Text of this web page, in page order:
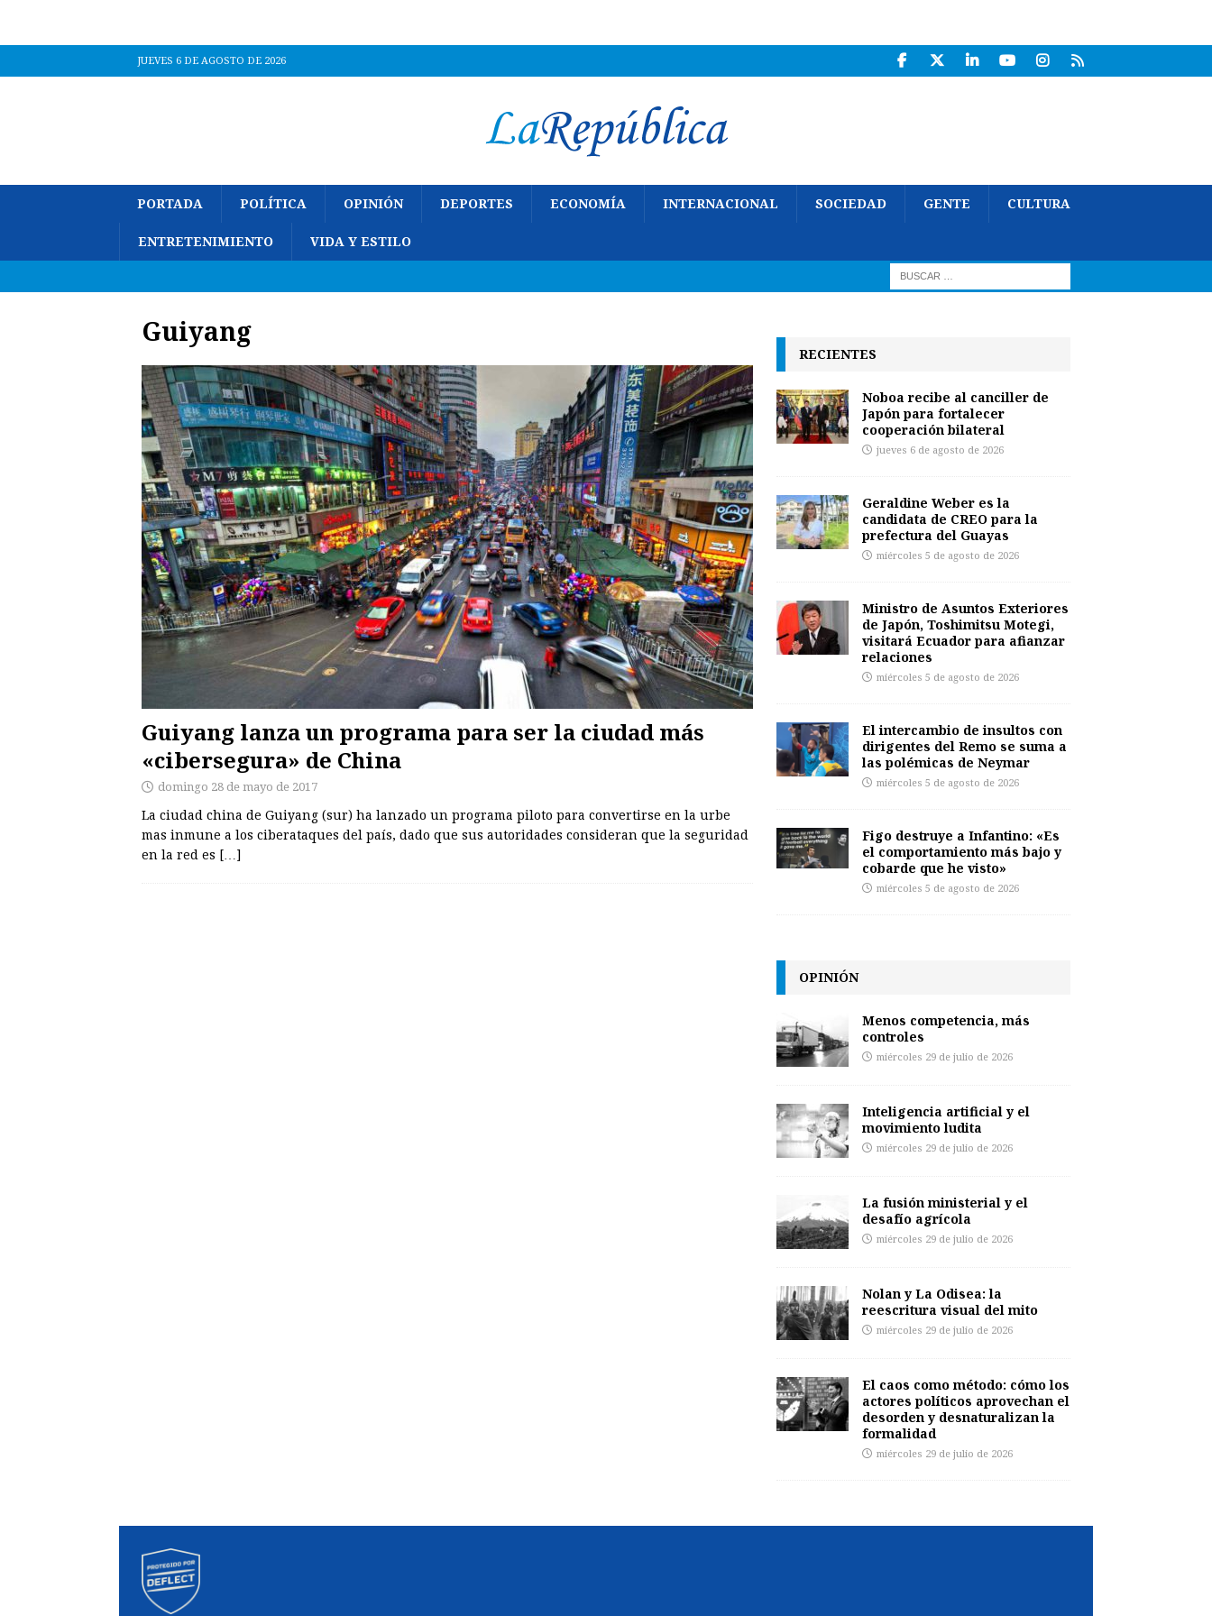
JUEVES 6 DE AGOSTO DE 2026
PORTADA POLÍTICA OPINIÓN DEPORTES ECONOMÍA INTERNACIONAL SOCIEDAD GENTE CULTURA
ENTRETENIMIENTO VIDA Y ESTILO
Guiyang
Guiyang lanza un programa para ser la ciudad más
«cibersegura» de China
domingo 28 de mayo de 2017
La ciudad china de Guiyang (sur) ha lanzado un programa piloto para convertirse en la urbe
mas inmune a los ciberataques del país, dado que sus autoridades consideran que la seguridad
en la red es […]
RECIENTES
Noboa recibe al canciller de
Japón para fortalecer
cooperación bilateral
jueves 6 de agosto de 2026
Geraldine Weber es la
candidata de CREO para la
prefectura del Guayas
miércoles 5 de agosto de 2026
Ministro de Asuntos Exteriores
de Japón, Toshimitsu Motegi,
visitará Ecuador para afianzar
relaciones
miércoles 5 de agosto de 2026
El intercambio de insultos con
dirigentes del Remo se suma a
las polémicas de Neymar
miércoles 5 de agosto de 2026
Figo destruye a Infantino: «Es
el comportamiento más bajo y
cobarde que he visto»
miércoles 5 de agosto de 2026
OPINIÓN
Menos competencia, más
controles
miércoles 29 de julio de 2026
Inteligencia artificial y el
movimiento ludita
miércoles 29 de julio de 2026
La fusión ministerial y el
desafío agrícola
miércoles 29 de julio de 2026
Nolan y La Odisea: la
reescritura visual del mito
miércoles 29 de julio de 2026
El caos como método: cómo los
actores políticos aprovechan el
desorden y desnaturalizan la
formalidad
miércoles 29 de julio de 2026